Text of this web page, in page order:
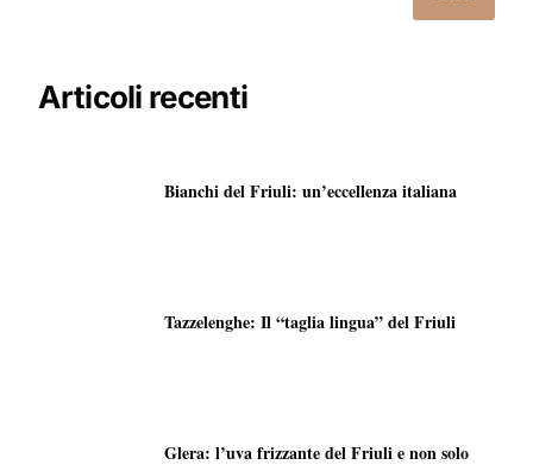
Articoli recenti
Bianchi del Friuli: un’eccellenza italiana
Tazzelenghe: Il “taglia lingua” del Friuli
Glera: l’uva frizzante del Friuli e non solo